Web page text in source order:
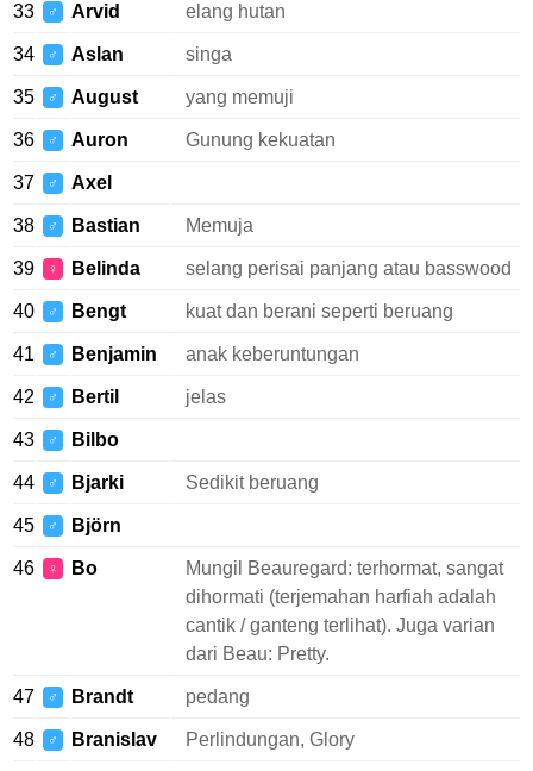
33 ♂ Arvid elang hutan
34 ♂ Aslan singa
35 ♂ August yang memuji
36 ♂ Auron Gunung kekuatan
37 ♂ Axel
38 ♂ Bastian Memuja
39 ♀ Belinda selang perisai panjang atau basswood
40 ♂ Bengt kuat dan berani seperti beruang
41 ♂ Benjamin anak keberuntungan
42 ♂ Bertil jelas
43 ♂ Bilbo
44 ♂ Bjarki Sedikit beruang
45 ♂ Björn
46 ♀ Bo
Mungil Beauregard: terhormat, sangat
dihormati (terjemahan harfiah adalah
cantik / ganteng terlihat). Juga varian
dari Beau: Pretty.
47 ♂ Brandt pedang
48 ♂ Branislav Perlindungan, Glory